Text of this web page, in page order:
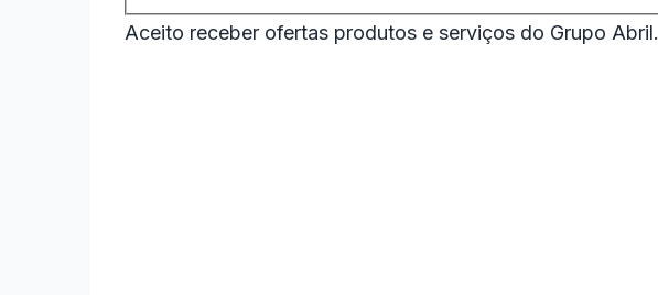
Aceito receber ofertas produtos e serviços do Grupo Abril.